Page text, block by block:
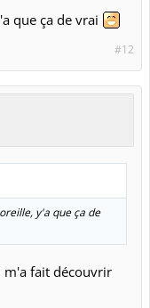
que ça de vrai
#12
y'a que ça de
m'a fait découvrir